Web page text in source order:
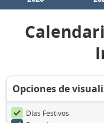
Opciones de
Días Festivos